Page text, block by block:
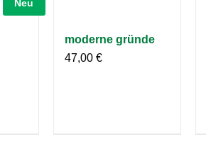
Neu
moderne gründe
47,00 €